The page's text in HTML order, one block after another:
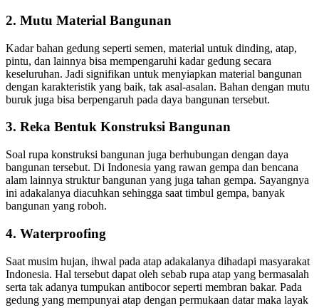
2. Mutu Material Bangunan
Kadar bahan gedung seperti semen, material untuk dinding, atap,
pintu, dan lainnya bisa mempengaruhi kadar gedung secara
keseluruhan. Jadi signifikan untuk menyiapkan material bangunan
dengan karakteristik yang baik, tak asal-asalan. Bahan dengan mutu
buruk juga bisa berpengaruh pada daya bangunan tersebut.
3. Reka Bentuk Konstruksi Bangunan
Soal rupa konstruksi bangunan juga berhubungan dengan daya
bangunan tersebut. Di Indonesia yang rawan gempa dan bencana
alam lainnya struktur bangunan yang juga tahan gempa. Sayangnya
ini adakalanya diacuhkan sehingga saat timbul gempa, banyak
bangunan yang roboh.
4. Waterproofing
Saat musim hujan, ihwal pada atap adakalanya dihadapi masyarakat
Indonesia. Hal tersebut dapat oleh sebab rupa atap yang bermasalah
serta tak adanya tumpukan antibocor seperti membran bakar. Pada
gedung yang mempunyai atap dengan permukaan datar maka layak